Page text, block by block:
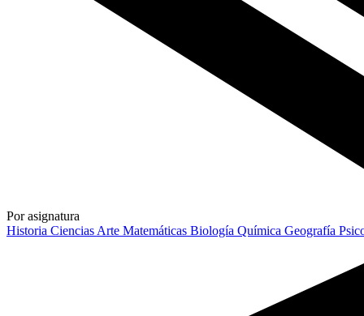
Por asignatura
Historia Ciencias Arte Matemáticas Biología Química Geografía